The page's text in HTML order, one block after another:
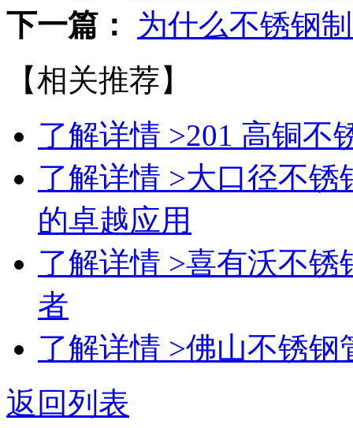
下一篇：
为什么不锈钢
【相关推荐】
了解详情 >201 高铜不
了解详情 >大口径不锈
的卓越应用
了解详情 >喜有沃不锈
者
了解详情 >佛山不锈钢
返回列表